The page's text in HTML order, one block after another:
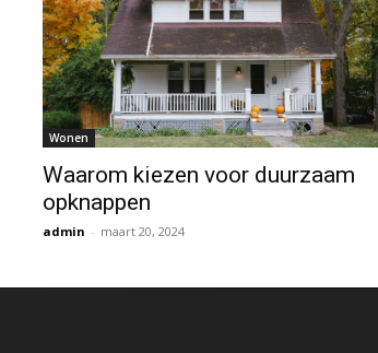
Wonen
Waarom kiezen voor duurzaam
opknappen
admin - maart 20, 2024